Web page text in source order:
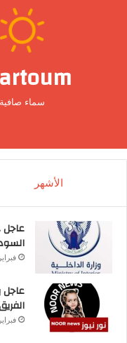
سماء صافية
الأشهر
عاجل
فبراير 12, 2023
عاجل
فبراير 12, 2023